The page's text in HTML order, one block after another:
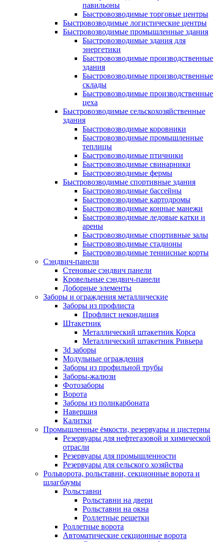
павильоны
Быстровозводимые торговые центры
Быстровозводимые логистические центры
Быстровозводимые промышленные здания
Быстровозводимые здания для
энергетики
Быстровозводимые производственные
здания
Быстровозводимые производственные
склады
Быстровозводимые производственные
цеха
Быстровозводимые сельскохозяйственные
здания
Быстровозводимые коровники
Быстровозводимые промышленные
теплицы
Быстровозводимые птичники
Быстровозводимые свинарники
Быстровозводимые фермы
Быстровозводимые спортивные здания
Быстровозводимые бассейны
Быстровозводимые картодромы
Быстровозводимые конные манежи
Быстровозводимые ледовые катки и
арены
Быстровозводимые спортивные залы
Быстровозводимые стадионы
Быстровозводимые теннисные корты
Сэндвич-панели
Стеновые сэндвич панели
Кровельные сэндвич-панели
Доборные элементы
Заборы и ограждения металлические
Заборы из профлиста
Профлист некондиция
Штакетник
Металлический штакетник Корса
Металлический штакетник Ривьера
3d заборы
Модульные ограждения
Заборы из профильной трубы
Заборы-жалюзи
Фотозаборы
Ворота
Заборы из поликарбоната
Навершия
Калитки
Промышленные ёмкости, резервуары и цистерны
Резервуары для нефтегазовой и химической
отрасли
Резервуары для промышленности
Резервуары для сельского хозяйства
Рольворота, рольставни, секционные ворота и
шлагбаумы
Рольставни
Рольставни на двери
Рольставни на окна
Роллетные решетки
Роллетные ворота
Автоматические секционные ворота